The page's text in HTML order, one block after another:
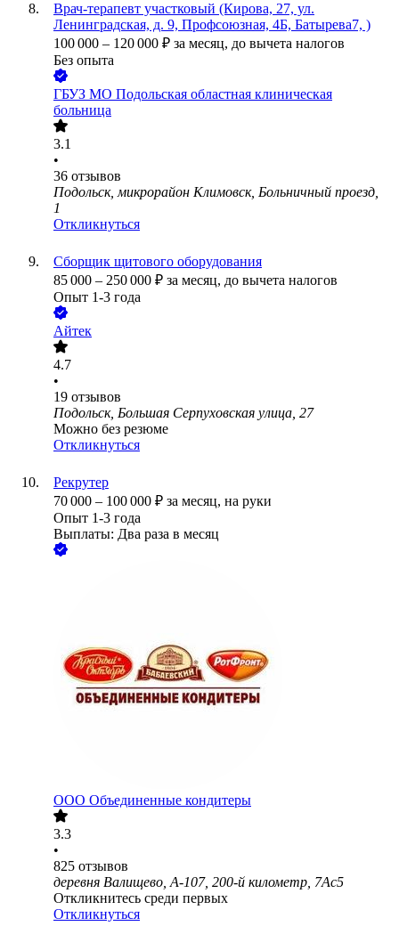
Врач-терапевт участковый (Кирова, 27, ул.
Ленинградская, д. 9, Профсоюзная, 4Б, Батырева7, )
100 000 – 120 000 ₽ за месяц, до вычета налогов
Без опыта
ГБУЗ МО Подольская областная клиническая
больница
3.1
•
36 отзывов
Подольск, микрорайон Климовск, Больничный проезд,
1
Откликнуться
Сборщик щитового оборудования
85 000 – 250 000 ₽ за месяц, до вычета налогов
Опыт 1-3 года
Айтек
4.7
•
19 отзывов
Подольск, Большая Серпуховская улица, 27
Можно без резюме
Откликнуться
Рекрутер
70 000 – 100 000 ₽ за месяц, на руки
Опыт 1-3 года
Выплаты: Два раза в месяц
ООО Объединенные кондитеры
3.3
•
825 отзывов
деревня Валищево, А-107, 200-й километр, 7Ас5
Откликнитесь среди первых
Откликнуться